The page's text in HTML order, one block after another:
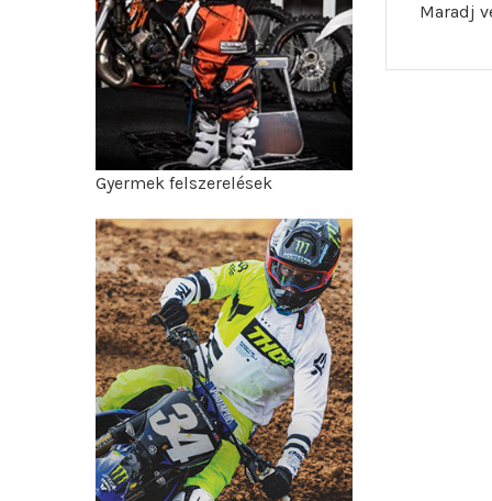
Gyermek felszerelések
Maradj